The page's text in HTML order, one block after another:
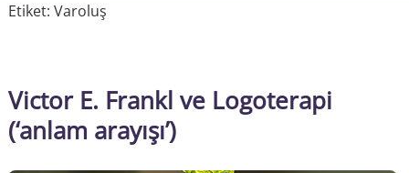
Etiket: Varoluş
Victor E. Frankl ve Logoterapi
(‘anlam arayışı’)